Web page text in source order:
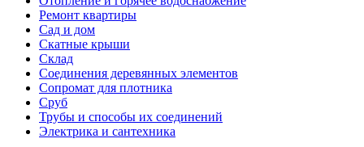
Ремонт квартиры
Сад и дом
Скатные крыши
Склад
Соединения деревянных элементов
Сопромат для плотника
Сруб
Трубы и способы их соединений
Электрика и сантехника